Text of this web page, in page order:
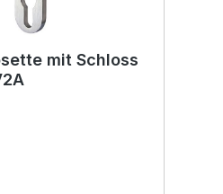
mit Schloss